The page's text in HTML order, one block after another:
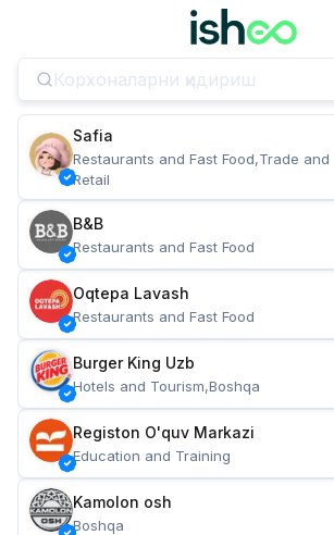
Safia
Restaurants and Fast Food,Trade and
Retail
B&B
Restaurants and Fast Food
Oqtepa Lavash
Restaurants and Fast Food
Burger King Uzb
Hotels and Tourism,Boshqa
Registon O'quv Markazi
Education and Training
Kamolon osh
Boshqa